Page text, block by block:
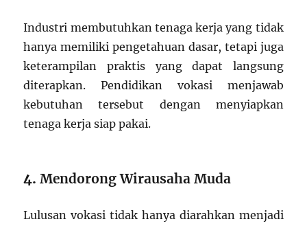
Industri membutuhkan tenaga kerja yang tidak
hanya memiliki pengetahuan dasar, tetapi juga
keterampilan praktis yang dapat langsung
diterapkan. Pendidikan vokasi menjawab
kebutuhan tersebut dengan menyiapkan
tenaga kerja siap pakai.
4.Mendorong Wirausaha Muda
Lulusan vokasi tidak hanya diarahkan menjadi